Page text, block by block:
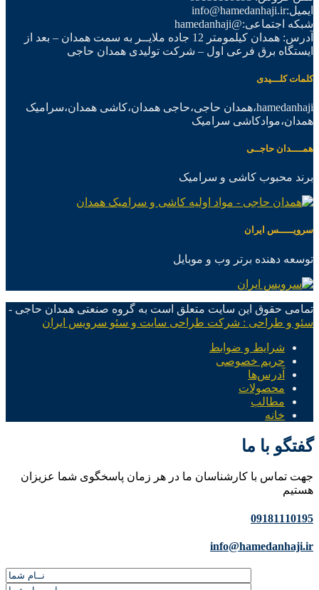
ایمیل:info@hamedanhaji.ir
شبکه اجتماعی:@hamedanhaji
آدرس: همدان کیلمومتر 12 جاده ملایــر به سمت همدان – بعد از
ایستگاه برق فرعی اول – شرکت تولیدی همدان حاجی
کلمات کلـــیدی
hamedanhaji،همدان حاجی،حاجی همدان،کاشی همدان،سرامیک
همدان،موادکاشی سرامیک
همــــدان حاجــی
برند محبوب کاشی و سرامیک
سرویـــــس ایران
توسعه دهنده برتر وب و موبایل
تمامی حقوق این سایت متعلق است به گروه صنعتی همدان حاجی -
سئو و طراحی : شرکت طراحی سایت و سئو سرویس ایران
شرایط و ضوابط
حریم خصوصی
آدرس‌ها
محصولات
مطالب
خانه
گفتگو با ما
جهت تماس با کارشناسان ما در هر زمان پاسخگوی شما عزیزان
هستیم
09181110195
info@hamedanhaji.ir